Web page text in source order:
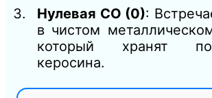
Нулевая СО (0):
в чистом
который хранят
керосина.